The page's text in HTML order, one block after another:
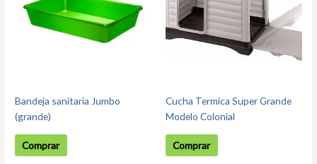
Bandeja sanitaria Jumbo
(grande)
Comprar
Cucha Termica Super Grande
Modelo Colonial
Comprar